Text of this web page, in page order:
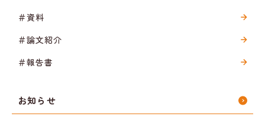
＃資料
＃論文紹介
＃報告書
お知らせ